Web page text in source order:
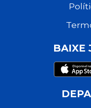
BAIXE